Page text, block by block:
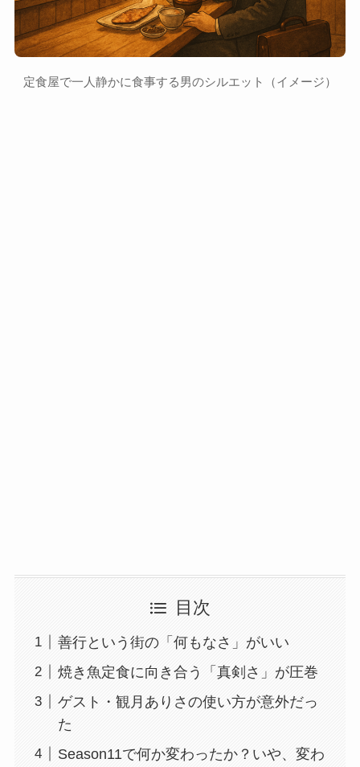
定食屋で一人静かに食事する男のシルエット（イメージ）
目次
善行という街の「何もなさ」がいい
焼き魚定食に向き合う「真剣さ」が圧巻
ゲスト・観月ありさの使い方が意外だっ
た
Season11で何か変わったか？いや、変わ